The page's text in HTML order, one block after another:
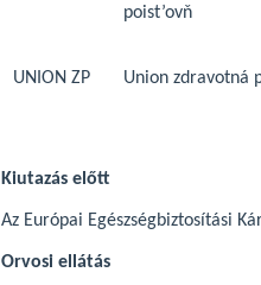
poist’ovň
UNION ZP Union zdravotná
Kiutazás előtt
Az Európai Egészségbiztosítási
Orvosi ellátás